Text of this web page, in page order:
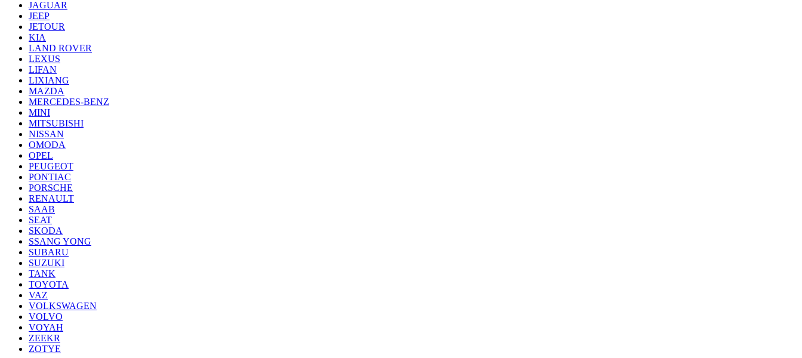
JAGUAR
JEEP
JETOUR
KIA
LAND ROVER
LEXUS
LIFAN
LIXIANG
MAZDA
MERCEDES-BENZ
MINI
MITSUBISHI
NISSAN
OMODA
OPEL
PEUGEOT
PONTIAC
PORSCHE
RENAULT
SAAB
SEAT
SKODA
SSANG YONG
SUBARU
SUZUKI
TANK
TOYOTA
VAZ
VOLKSWAGEN
VOLVO
VOYAH
ZEEKR
ZOTYE